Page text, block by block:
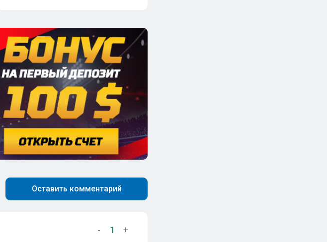
Оставить комментарий
- 1 +